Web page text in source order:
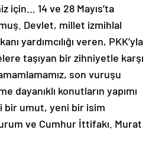
için… 14 ve 28 Mayıs’ta
Devlet, millet izmihlal
yardımcılığı veren, PKK’yla
taşıyan bir zihniyetle karşı
son vuruşu
dayanıklı konutların yapımı
bir umut, yeni bir isim
ve Cumhur İttifakı. Murat